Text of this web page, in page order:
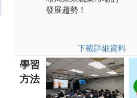
發展趨勢！
下載詳細資料
學習
方法